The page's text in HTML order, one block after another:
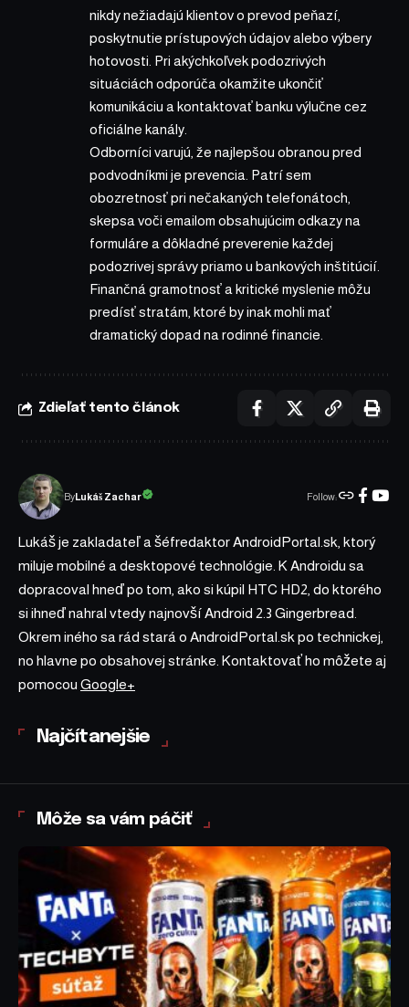
nikdy nežiadajú klientov o prevod peňazí,
poskytnutie prístupových údajov alebo výbery
hotovosti. Pri akýchkoľvek podozrivých
situáciách odporúča okamžite ukončiť
komunikáciu a kontaktovať banku výlučne cez
oficiálne kanály.
Odborníci varujú, že najlepšou obranou pred
podvodníkmi je prevencia. Patrí sem
obozretnosť pri nečakaných telefonátoch,
skepsa voči emailom obsahujúcim odkazy na
formuláre a dôkladné preverenie každej
podozrivej správy priamo u bankových inštitúcií.
Finančná gramotnosť a kritické myslenie môžu
predísť stratám, ktoré by inak mohli mať
dramatický dopad na rodinné financie.
Zdieľať tento článok
ByLukáš Zachar Follow:
Lukáš je zakladateľ a šéfredaktor AndroidPortal.sk, ktorý
miluje mobilné a desktopové technológie. K Androidu sa
dopracoval hneď po tom, ako si kúpil HTC HD2, do ktorého
si ihneď nahral vtedy najnovší Android 2.3 Gingerbread.
Okrem iného sa rád stará o AndroidPortal.sk po technickej,
no hlavne po obsahovej stránke. Kontaktovať ho môžete aj
pomocou Google+
Najčítanejšie
Môže sa vám páčiť